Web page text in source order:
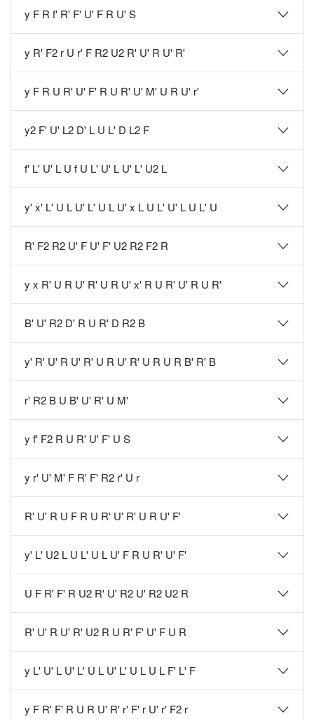
y F R f' R' F' U' F R U' S
y R' F2 r U r' F R2 U2 R' U' R U' R'
y F R U R' U' F' R U R' U' M' U R U' r'
y2 F' U' L2 D' L U L' D L2 F
f' L' U' L U f U L' U' L U' L' U2 L
y' x' L' U L U' L' U L U' x L U L' U' L U L' U
R' F2 R2 U' F U' F' U2 R2 F2 R
y x R' U R U' R' U R U' x' R U R' U' R U R'
B' U' R2 D' R U R' D R2 B
y' R' U' R U' R' U R U' R' U R U R B' R' B
r' R2 B U B' U' R' U M'
y f' F2 R U R' U' F' U S
y r' U' M' F R' F' R2 r' U r
R' U' R U F R U R' U' R' U R U' F'
y' L' U2 L U L' U L U' F R U R' U' F'
U F R' F' R U2 R' U' R2 U' R2 U2 R
R' U' R U' R' U2 R U R' F' U' F U R
y L' U' L U' L' U L U' L' U L U L F' L' F
y F R' F' R U R U' R' r' F' r U' r' F2 r